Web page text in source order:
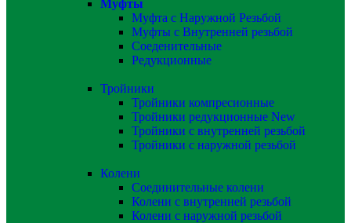
Муфты
Муфта с Наружной Резьбой
Муфты с Внутренней резьбой
Соеденительные
Редукционные
Тройники
Тройники компресионные
Тройники редукционные New
Тройники с внутренней резьбой
Тройники с наружной резьбой
Колени
Соединительные колени
Колени с внутренней резьбой
Колени с наружной резьбой